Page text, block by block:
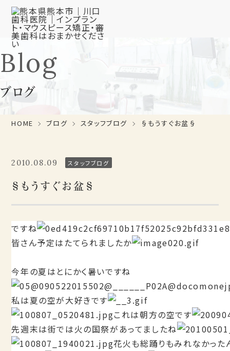
Blog
ブログ
HOME ブログ スタッフブログ §もうすぐお盆§
2010.08.09 スタッフブログ
§もうすぐお盆§
ですね
皆さん予定はたてられましたか
今年の夏はとにかく暑いですね
私は夏の空が大好きです
これは朝方の空です
先週末は街では火の国祭があってましたね
花火も総踊りもみれなかっ